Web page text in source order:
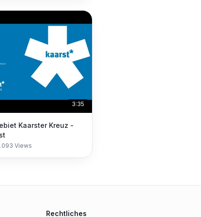
3:35
Kaarster Kreuz -
Views
Rechtliches